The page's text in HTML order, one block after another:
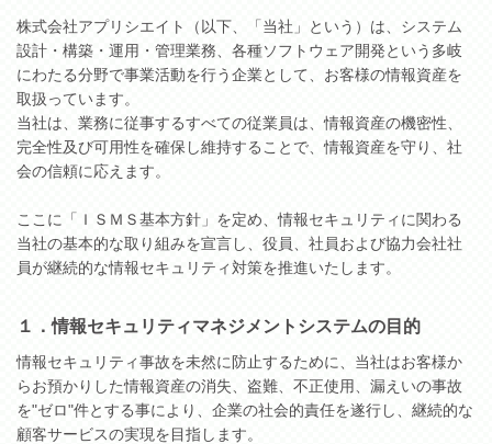
株式会社アプリシエイト（以下、「当社」という）は、システム
設計・構築・運用・管理業務、各種ソフトウェア開発という多岐
にわたる分野で事業活動を行う企業として、お客様の情報資産を
取扱っています。
当社は、業務に従事するすべての従業員は、情報資産の機密性、
完全性及び可用性を確保し維持することで、情報資産を守り、社
会の信頼に応えます。
ここに「ＩＳＭＳ基本方針」を定め、情報セキュリティに関わる
当社の基本的な取り組みを宣言し、役員、社員および協力会社社
員が継続的な情報セキュリティ対策を推進いたします。
１．情報セキュリティマネジメントシステムの目的
情報セキュリティ事故を未然に防止するために、当社はお客様か
らお預かりした情報資産の消失、盗難、不正使用、漏えいの事故
を"ゼロ"件とする事により、企業の社会的責任を遂行し、継続的な
顧客サービスの実現を目指します。